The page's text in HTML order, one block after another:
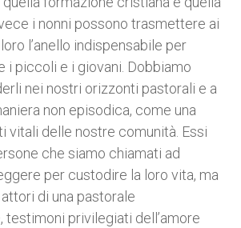
i nonni possono trasmettere ai
l’anello indispensabile per
i piccoli e i giovani. Dobbiamo
nei nostri orizzonti pastorali e a
non episodica, come una
vitali delle nostre comunità. Essi
che siamo chiamati ad
per custodire la loro vita, ma
di una pastorale
testimoni privilegiati dell’amore